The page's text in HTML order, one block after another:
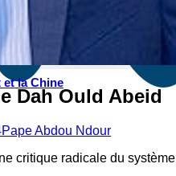
et la Chine
Dah Ould Abeid
Pape Abdou Ndour
critique radicale du